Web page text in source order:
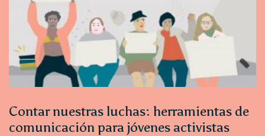
Contar nuestras luchas: herramientas de
comunicación para jóvenes activistas